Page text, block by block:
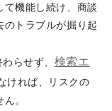
て機能し続け、商談
のトラブルが掘り起
らせず、 検索エ
ければ、リスクの
。